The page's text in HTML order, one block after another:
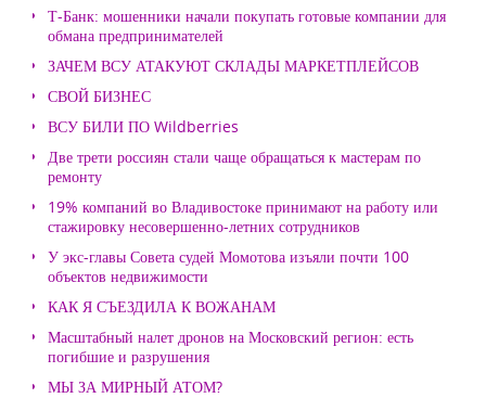
Т-Банк: мошенники начали покупать готовые компании для
обмана предпринимателей
ЗАЧЕМ ВСУ АТАКУЮТ СКЛАДЫ МАРКЕТПЛЕЙСОВ
СВОЙ БИЗНЕС
ВСУ БИЛИ ПО Wildberries
Две трети россиян стали чаще обращаться к мастерам по
ремонту
19% компаний во Владивостоке принимают на работу или
стажировку несовершенно-летних сотрудников
У экс-главы Совета судей Момотова изъяли почти 100
объектов недвижимости
КАК Я СЪЕЗДИЛА К ВОЖАНАМ
Масштабный налет дронов на Московский регион: есть
погибшие и разрушения
МЫ ЗА МИРНЫЙ АТОМ?